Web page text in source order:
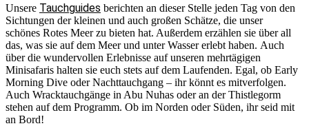
Unsere Tauchguides berichten an dieser Stelle jeden Tag von den
Sichtungen der kleinen und auch großen Schätze, die unser
schönes Rotes Meer zu bieten hat. Außerdem erzählen sie über all
das, was sie auf dem Meer und unter Wasser erlebt haben. Auch
über die wundervollen Erlebnisse auf unseren mehrtägigen
Minisafaris halten sie euch stets auf dem Laufenden. Egal, ob Early
Morning Dive oder Nachttauchgang – ihr könnt es mitverfolgen.
Auch Wracktauchgänge in Abu Nuhas oder an der Thistlegorm
stehen auf dem Programm. Ob im Norden oder Süden, ihr seid mit
an Bord!